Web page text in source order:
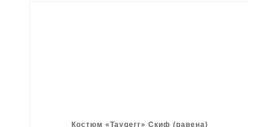
Костюм «Taygerr» Скиф (равена)